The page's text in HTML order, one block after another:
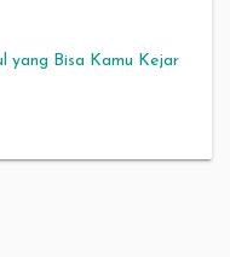
yang Bisa Kamu Kejar